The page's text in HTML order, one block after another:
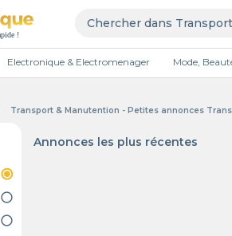
Electronique & Electromenager Mode,
Transport & Manutention - Petites annonces
radio_button_checked
radio_button_unchecked
radio_button_unchecked
Annonces les plus récentes